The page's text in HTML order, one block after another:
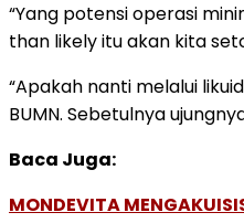
“Yang potensi operasi
than likely itu akan kita
“Apakah nanti melalui
BUMN. Sebetulnya
Baca Juga:
MONDEVITA